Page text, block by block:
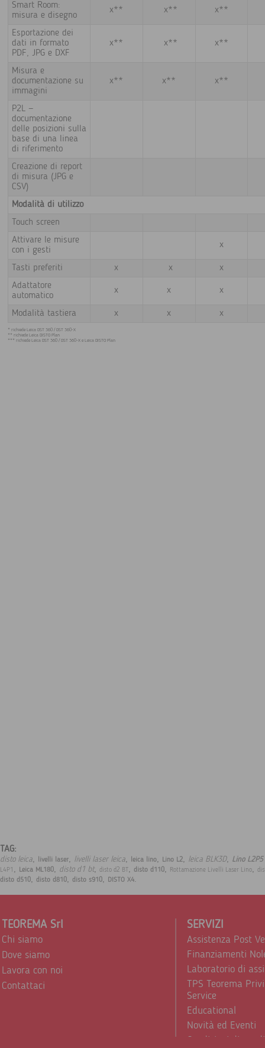
Smart Room:
misura e disegno
x** x** x**
Esportazione dei
dati in formato
PDF, JPG e DXF
x** x** x**
Misura e
documentazione su
immagini
x** x** x**
P2L —
documentazione
delle posizioni sulla
base di una linea
di riferimento
Creazione di report
di misura (JPG e
CSV)
Modalità di utilizzo
Touch screen
Attivare le misure
con i gesti
x
Tasti preferiti x x
x
Adattatore
automatico
x x x
Modalità tastiera x x x
* richiede Leica DST 360 / DST 360-X
** richiede Leica DISTO Plan
*** richiede Leica DST 360 / DST 360-X e Leica DISTO Plan
TAG:
disto leica, livelli laser, livelli laser leica, leica lino, Lino L2, leica BLK3D, Lino
L4P1 , Leica ML180, disto d1 bt, disto d2 BT , disto d110, Rottamazione Livelli Laser Lino,
disto d510, disto d810, disto s910, DISTO X4.
TEOREMA Srl
Chi siamo
Dove siamo
Lavora con noi
Contattaci
SERVIZI
Assistenza Post
Finanziamenti
Laboratorio di
TPS Teorema
Service
Educational
Novità ed Eventi
Condizioni di